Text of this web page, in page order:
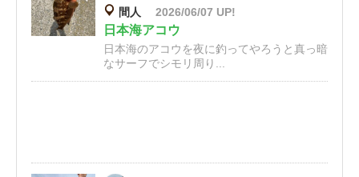
間人 2026/06/07 UP!
日本海アコウ
日本海のアコウを夜に釣ってやろうと真っ暗
なサーフでシモリ周り...